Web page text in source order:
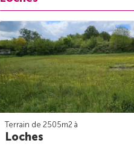
Terrain de 2505m2 à
Loches